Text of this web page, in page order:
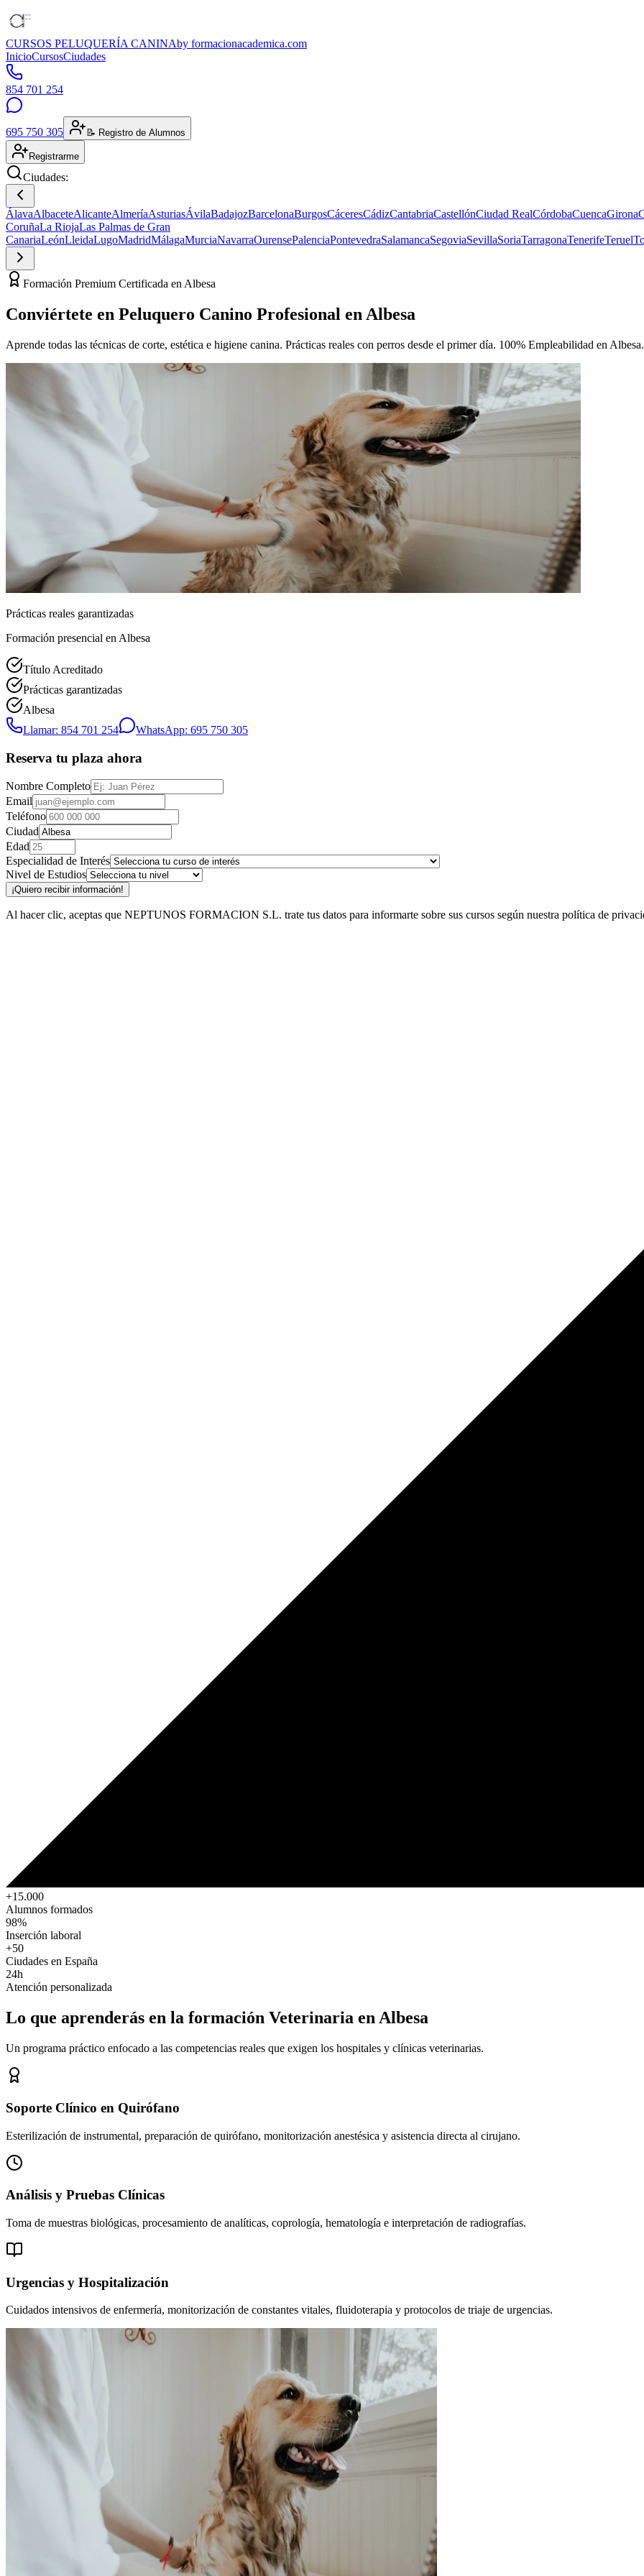
CURSOS PELUQUERÍA CANINAby formacionacademica.com
InicioCursosCiudades
854 701 254
695 750 305 📝 Registro de Alumnos
Registrarme
Ciudades:
ÁlavaAlbaceteAlicanteAlmeríaAsturiasÁvilaBadajozBarcelonaBurgosCáceresCádizCantabriaCastellónCiudad RealCórdobaCuencaGirona
CoruñaLa RiojaLas Palmas de Gran
CanariaLeónLleidaLugoMadridMálagaMurciaNavarraOurensePalenciaPontevedraSalamancaSegoviaSevillaSoriaTarragonaTenerifeTeruel
Formación Premium Certificada en Albesa
Conviértete en Peluquero Canino Profesional en Albesa
Aprende todas las técnicas de corte, estética e higiene canina. Prácticas reales con perros desde el primer día. 100% Empleabilidad en Albesa.
Prácticas reales garantizadas
Formación presencial en Albesa
Título Acreditado
Prácticas garantizadas
Albesa
Llamar: 854 701 254
WhatsApp: 695 750 305
Reserva tu plaza ahora
Nombre Completo
Email
Teléfono
Ciudad
Edad
Especialidad de Interés
Nivel de Estudios
¡Quiero recibir información!
Al hacer clic, aceptas que NEPTUNOS FORMACION S.L. trate tus datos para informarte sobre sus cursos según nuestra política de
+15.000
Alumnos formados
98%
Inserción laboral
+50
Ciudades en España
24h
Atención personalizada
Lo que aprenderás en la formación Veterinaria en Albesa
Un programa práctico enfocado a las competencias reales que exigen los hospitales y clínicas veterinarias.
Soporte Clínico en Quirófano
Esterilización de instrumental, preparación de quirófano, monitorización anestésica y asistencia directa al cirujano.
Análisis y Pruebas Clínicas
Toma de muestras biológicas, procesamiento de analíticas, coprología, hematología e interpretación de radiografías.
Urgencias y Hospitalización
Cuidados intensivos de enfermería, monitorización de constantes vitales, fluidoterapia y protocolos de triaje de urgencias.